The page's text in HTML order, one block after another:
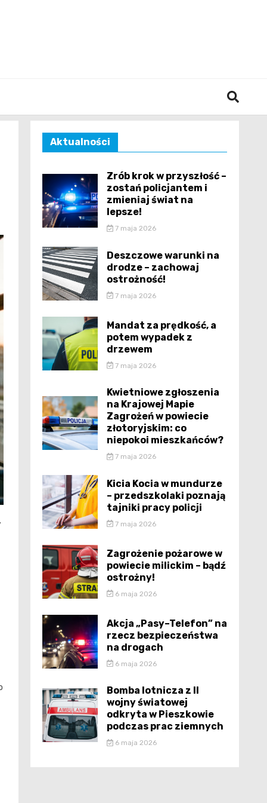
Aktualności
Zrób krok w przyszłość –
zostań policjantem i
zmieniaj świat na
lepsze!
7 maja 2026
Deszczowe warunki na
drodze – zachowaj
ostrożność!
7 maja 2026
Mandat za prędkość, a
potem wypadek z
drzewem
7 maja 2026
Kwietniowe zgłoszenia
na Krajowej Mapie
Zagrożeń w powiecie
złotoryjskim: co
niepokoi mieszkańców?
7 maja 2026
Kicia Kocia w mundurze
– przedszkolaki poznają
tajniki pracy policji
7 maja 2026
Zagrożenie pożarowe w
powiecie milickim – bądź
ostrożny!
6 maja 2026
Akcja „Pasy–Telefon” na
rzecz bezpieczeństwa
na drogach
6 maja 2026
Bomba lotnicza z II
wojny światowej
odkryta w Pieszkowie
podczas prac ziemnych
6 maja 2026